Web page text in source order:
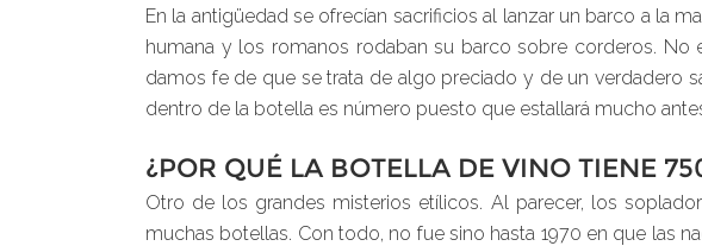
En la antigüedad se ofrecían sacrificios al lanzar un barco a la
humana y los romanos rodaban su barco sobre corderos.
damos fe de que se trata de algo preciado y de un verdadero
dentro de la botella es número puesto que estallará mucho
¿POR QUÉ LA BOTELLA DE VINO TIENE
Otro de los grandes misterios etílicos. Al parecer, los
muchas botellas. Con todo, no fue sino hasta 1970 en que las